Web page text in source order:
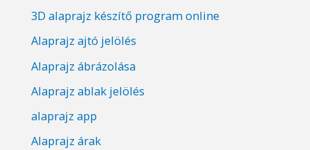
3D alaprajz készítő program online
Alaprajz ajtó jelölés
Alaprajz ábrázolása
Alaprajz ablak jelölés
alaprajz app
Alaprajz árak